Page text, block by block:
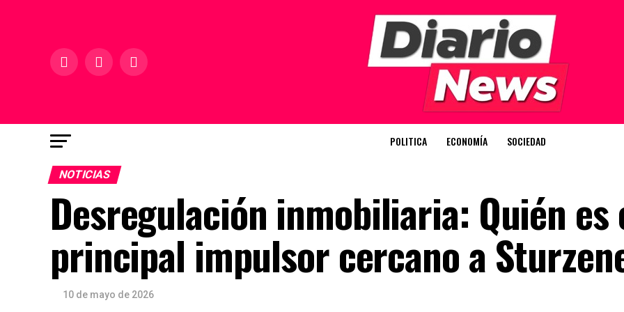
POLITICA ECONOMÍA SOCIEDAD
NOTICIAS
Desregulación inmobiliaria: Quién es
principal impulsor cercano a
10 de mayo de 2026